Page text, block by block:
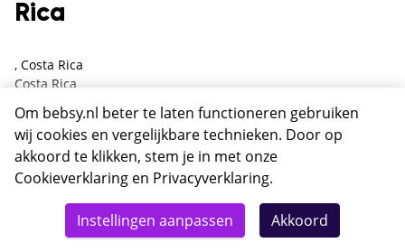
Rica
, Costa Rica
Costa Rica
Bij Wyndham San Jose Herradura kun je genieten van
de nabijheid van de Juan Santamaria Internationale
Luchthaven en de Cariari Country Club voor golf en
tennis.
de Arenal-vulkaan en toegang tot natuurlijke
warmwaterbronnen.
Details Deze reis nu boeken
Om bebsy.nl beter te laten functioneren gebruiken
wij cookies en vergelijkbare technieken. Door op
akkoord te klikken, stem je in met onze
Cookieverklaring en Privacyverklaring.
Instellingen aanpassen Akkoord